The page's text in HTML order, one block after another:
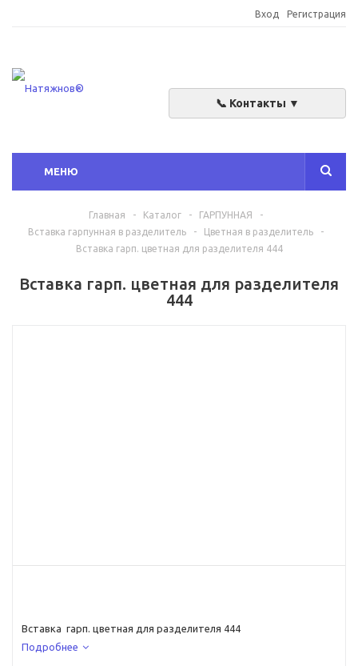
Вход Регистрация
📞 Контакты ▼
МЕНЮ
Главная - Каталог - ГАРПУННАЯ
-
Вставка гарпунная в разделитель
- Цветная в разделитель
-
Вставка гарп. цветная для разделителя 444
Вставка гарп. цветная для разделителя
444
Вставка гарп. цветная для разделителя 444
Подробнее